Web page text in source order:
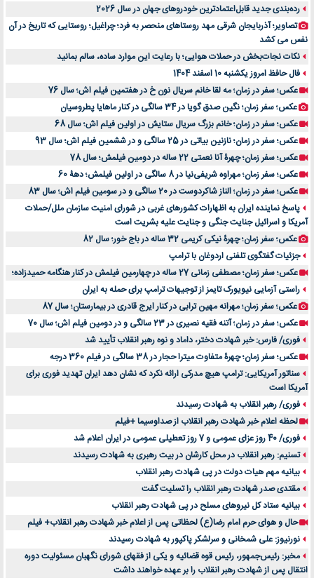
رده‌بندی جدید قابل‌اعتمادترین خودروهای جهان در سال 2026
تصاویر؛ آذربایجان شرقی مهد روستاهای منحصر به فرد؛ چراغیل؛ روستایی که تاریخ در آن
نفس می کشد
نکات نجات‌بخش در حملات هوایی؛ با رعایت این موارد ساده، سالم بمانید
فال حافظ امروز یکشنبه 10 اسفند 1404
عکس؛ سفر در زمان؛ مه لقا خانم سریال نون خ در هفتمین فیلم اش؛ سال 76
عکس؛ سفر زمان؛ نگین صدق گویا در 34 سالگی در کنار ماهایا پطروسیان
عکس؛ سفر در زمان؛ خانم بزرگ سریال ستایش در اولین فیلم اش؛ سال 68
عکس؛ سفر در زمان؛ نازنین بیاتی در 25 سالگی و در ششمین فیلم اش؛ سال 93
عکس؛ سفر زمان؛ چهرۀ آنا نعمتی 22 ساله در دومین فیلمش؛ سال 78
عکس؛ سفر زمان؛ مهراوه شریفی‌نیا در 8 سالگی در اولین فیلمش؛ دهۀ 60
عکس؛ سفر در زمان؛ الناز شاکردوست در 20 سالگی و در سومین فیلم اش؛ سال 83
پاسخ نماینده ایران به اظهارات کشورهای غربی در شورای امنیت سازمان ملل/حملات
آمریکا و اسرائیل جنایت جنگی و جنایت علیه بشریت است
عکس؛ سفر زمان؛ چهرۀ نیکی کریمی 32 ساله در باج خور؛ سال 82
جزئیات گفتگوی تلفنی اردوغان با ترامپ
عکس؛ سفر زمان؛ مصطفی زمانی 27 ساله در چهارمین فیلمش در کنار هنگامه حمیدزاده؛
راستی آزمایی نیویورک تایمز از توجیهات ترامپ برای حمله به ایران
عکس؛ سفر زمان؛ مهرانه مهین ترابی در کنار ایرج قادری در بیمارستان؛ سال 87
عکس؛ سفر در زمان؛ آتنه فقیه نصیری در 23 سالگی و در دومین فیلم اش؛ سال 70
فوری/ فارس: خبر شهادت دختر، داماد و نوه رهبر انقلاب تأیید شد
عکس؛ سفر زمان؛ چهرۀ متفاوت میترا حجار در 38 سالگی در فیلم 360 درجه
سناتور آمریکایی: ترامپ هیچ مدرکی ارائه نکرد که نشان دهد ایران تهدید فوری برای
آمریکا است
فوری/ رهبر انقلاب به شهادت رسیدند
لحظه اعلام خبر شهادت رهبر انقلاب از صداوسیما +فیلم
فوری/ 40 روز عزای عمومی و 7 روز تعطیلی عمومی در ایران اعلام شد
تسنیم: رهبر انقلاب در محل کارشان در بیت رهبری به شهادت رسیدند
بیانیه مهم هیات دولت در پی شهادت رهبر انقلاب
مقتدی صدر شهادت رهبر انقلاب را تسلیت گفت
بیانیه ستاد کل نیروهای مسلح در پی شهادت رهبر انقلاب
حال و هوای حرم امام رضا(ع) لحظاتی پس از اعلام خبر شهادت رهبر انقلاب+ فیلم
نورنیوز: علی شمخانی و سرلشکر پاکپور به شهادت رسیدند
مخبر: رئیس‌جمهور، رئیس قوه ‌قضائیه و یکی از فقهای شورای نگهبان مسئولیت دوره
انتقال پس ‌از شهادت رهبر انقلاب را بر عهده خواهند داشت